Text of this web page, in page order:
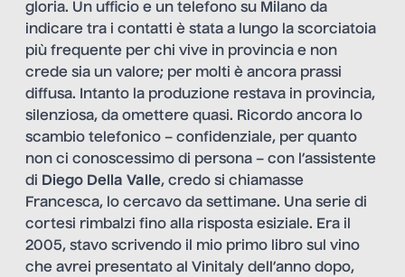
gloria. Un ufficio e un telefono su Milano da
indicare tra i contatti è stata a lungo la scorciatoia
più frequente per chi vive in provincia e non
crede sia un valore; per molti è ancora prassi
diffusa. Intanto la produzione restava in provincia,
silenziosa, da omettere quasi. Ricordo ancora lo
scambio telefonico – confidenziale, per quanto
non ci conoscessimo di persona – con l’assistente
di Diego Della Valle, credo si chiamasse
Francesca, lo cercavo da settimane. Una serie di
cortesi rimbalzi fino alla risposta esiziale. Era il
2005, stavo scrivendo il mio primo libro sul vino
che avrei presentato al Vinitaly dell’anno dopo,